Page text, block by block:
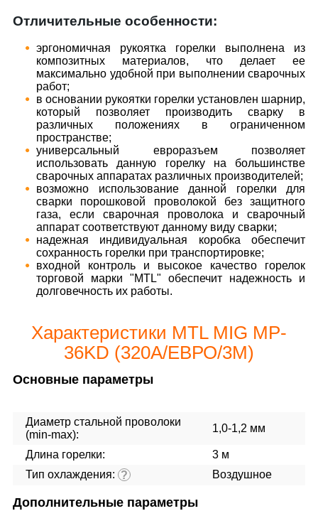
Отличительные особенности:
эргономичная рукоятка горелки выполнена из
композитных материалов, что делает ее
максимально удобной при выполнении сварочных
работ;
в основании рукоятки горелки установлен шарнир,
который позволяет производить сварку в
различных положениях в ограниченном
пространстве;
универсальный евроразъем позволяет
использовать данную горелку на большинстве
сварочных аппаратах различных производителей;
возможно использование данной горелки для
сварки порошковой проволокой без защитного
газа, если сварочная проволока и сварочный
аппарат соответствуют данному виду сварки;
надежная индивидуальная коробка обеспечит
сохранность горелки при транспортировке;
входной контроль и высокое качество горелок
торговой марки "MTL" обеспечит надежность и
долговечность их работы.
Характеристики MTL MIG MP-
36KD (320А/ЕВРО/3М)
Основные параметры
Диаметр стальной проволоки
(min-max):
1,0-1,2 мм
Длина горелки:
3 м
Тип охлаждения: ? Воздушное
Дополнительные параметры